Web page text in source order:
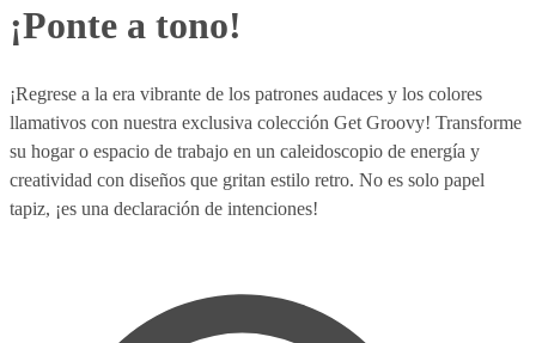
¡Ponte a tono!
¡Regrese a la era vibrante de los patrones audaces y los colores
llamativos con nuestra exclusiva colección Get Groovy! Transforme
su hogar o espacio de trabajo en un caleidoscopio de energía y
creatividad con diseños que gritan estilo retro. No es solo papel
tapiz, ¡es una declaración de intenciones!